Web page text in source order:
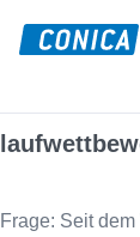
content
und
Beläge
Frage: Seit